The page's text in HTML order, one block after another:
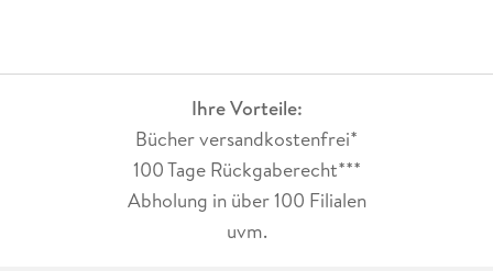
Ihre Vorteile:
Bücher versandkostenfrei*
100 Tage Rückgaberecht***
Abholung in über 100 Filialen
uvm.